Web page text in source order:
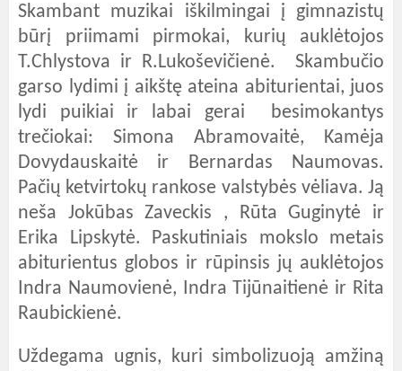
Skambant muzikai iškilmingai į gimnazistų
būrį priimami pirmokai, kurių auklėtojos
T.Chlystova ir R.Lukoševičienė. Skambučio
garso lydimi į aikštę ateina abiturientai, juos
lydi puikiai ir labai gerai besimokantys
trečiokai: Simona Abramovaitė, Kamėja
Dovydauskaitė ir Bernardas Naumovas.
Pačių ketvirtokų rankose valstybės vėliava. Ją
neša Jokūbas Zaveckis , Rūta Guginytė ir
Erika Lipskytė. Paskutiniais mokslo metais
abiturientus globos ir rūpinsis jų auklėtojos
Indra Naumovienė, Indra Tijūnaitienė ir Rita
Raubickienė.
Uždegama ugnis, kuri simbolizuoją amžiną